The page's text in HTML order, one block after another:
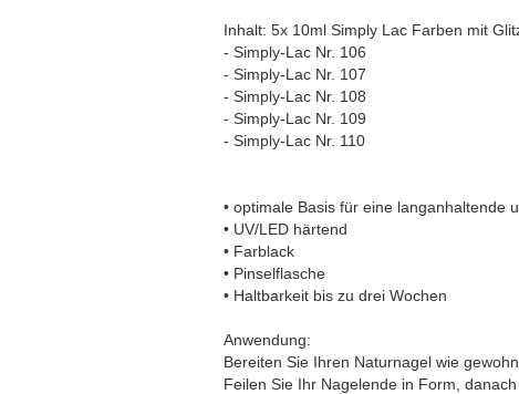
Inhalt: 5x 10ml Simply Lac Farben mit
- Simply-Lac Nr. 106
- Simply-Lac Nr. 107
- Simply-Lac Nr. 108
- Simply-Lac Nr. 109
- Simply-Lac Nr. 110
• optimale Basis für eine langanhaltende
• UV/LED härtend
• Farblack
• Pinselflasche
• Haltbarkeit bis zu drei Wochen
Anwendung:
Bereiten Sie Ihren Naturnagel wie
Feilen Sie Ihr Nagelende in Form,